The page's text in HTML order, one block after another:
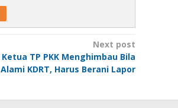
Next post
Ketua TP PKK Menghimbau Bila
Alami KDRT, Harus Berani Lapor